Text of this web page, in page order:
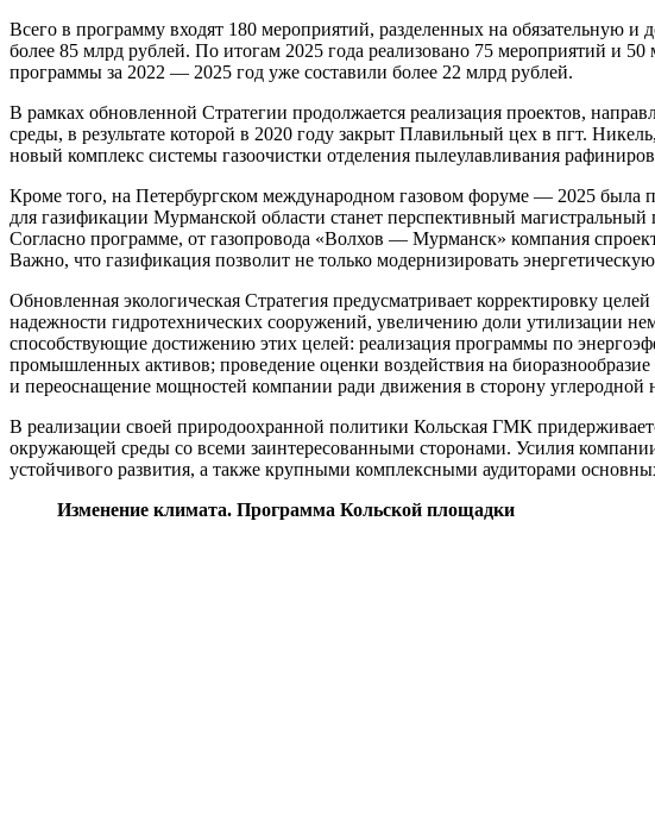
Всего в программу входят 180 мероприятий, разделенных на обязательную
более 85 млрд рублей. По итогам 2025 года реализовано 75 мероприятий и
программы за 2022 — 2025 год уже составили более 22 млрд рублей.
В рамках обновленной Стратегии продолжается реализация проектов,
среды, в результате которой в 2020 году закрыт Плавильный цех в пгт.
новый комплекс системы газоочистки отделения пылеулавливания
Кроме того, на Петербургском международном газовом форуме — 2025 была
для газификации Мурманской области станет перспективный
Согласно программе, от газопровода «Волхов — Мурманск» компания
Важно, что газификация позволит не только модернизировать
Обновленная экологическая Стратегия предусматривает корректировку
надежности гидротехнических сооружений, увеличению доли утилизации
способствующие достижению этих целей: реализация программы по
промышленных активов; проведение оценки воздействия на
и переоснащение мощностей компании ради движения в сторону углеродной
В реализации своей природоохранной политики Кольская ГМК
окружающей среды со всеми заинтересованными сторонами. Усилия
устойчивого развития, а также крупными комплексными аудиторами
Изменение климата. Программа Кольской площадки